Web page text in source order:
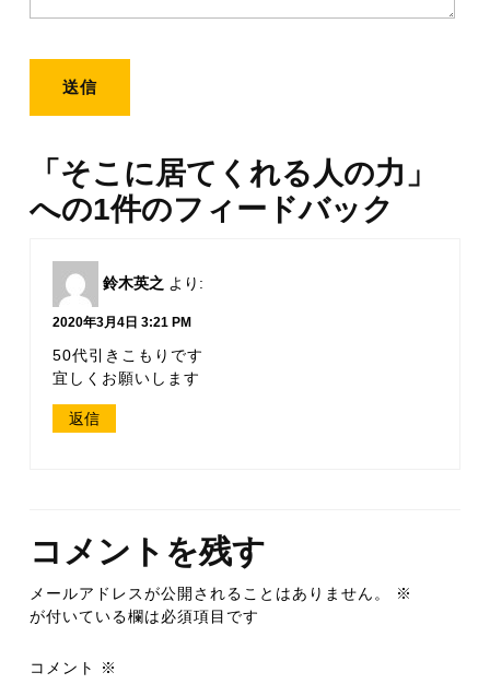
「そこに居てくれる人の力」
への1件のフィードバック
鈴木英之 より:
2020年3月4日 3:21 PM
50代引きこもりです
宜しくお願いします
返信
コメントを残す
メールアドレスが公開されることはありません。
※
が付いている欄は必須項目です
コメント ※